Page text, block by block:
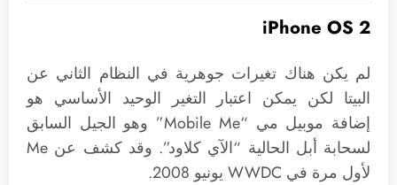
iPhone OS 2
لم يكن هناك تغيرات جوهرية في النظام الثاني عن
البيتا لكن يمكن اعتبار التغير الوحيد الأساسي هو
إضافة موبيل مي “Mobile Me” وهو الجيل السابق
لسحابة أبل الحالية “الآي كلاود”. وقد كشف عن Me
لأول مرة في WWDC يونيو 2008.